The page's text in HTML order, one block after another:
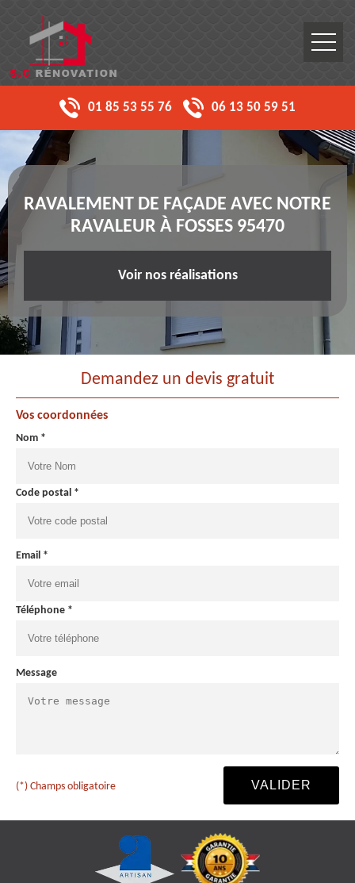
01 85 53 55 76 06 13 50 59 51
RAVALEMENT DE FAÇADE AVEC NOTRE
RAVALEUR À FOSSES 95470
Voir nos réalisations
Demandez un devis gratuit
Vos coordonnées
Nom *
Code postal *
Email *
Téléphone *
Message
(*) Champs obligatoire